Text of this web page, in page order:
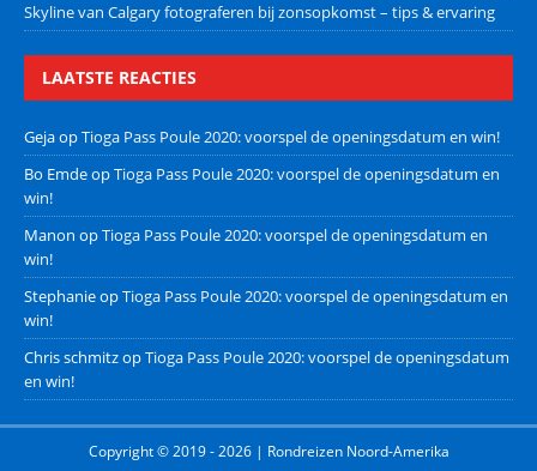
Skyline van Calgary fotograferen bij zonsopkomst – tips & ervaring
LAATSTE REACTIES
GejaopTioga Pass Poule 2020: voorspel de openingsdatum en win!
Bo EmdeopTioga Pass Poule 2020: voorspel de openingsdatum en
win!
Manon opTioga Pass Poule 2020: voorspel de openingsdatum en
win!
StephanieopTioga Pass Poule 2020: voorspel de openingsdatum en
win!
Chris schmitzopTioga Pass Poule 2020: voorspel de openingsdatum
en win!
Copyright © 2019 - 2026 | Rondreizen Noord-Amerika